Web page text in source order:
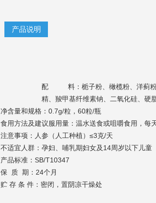
配 料：栀子粉、橄榄粉、洋蓟粉、
精、羧甲基纤维素钠、二氧化硅、硬
净含量和规格：0.7g/粒，60粒/瓶
食用方法及建议服用量：温水送食或咀嚼食用，
注意事项：人参（人工种植）≤3克/天
不适宜人群：孕妇、哺乳期妇女及14周岁以下儿童
产品标准：SB/T10347
保 质 期：24个月
贮 存 条 件：密闭，置阴凉干燥处
产品说明